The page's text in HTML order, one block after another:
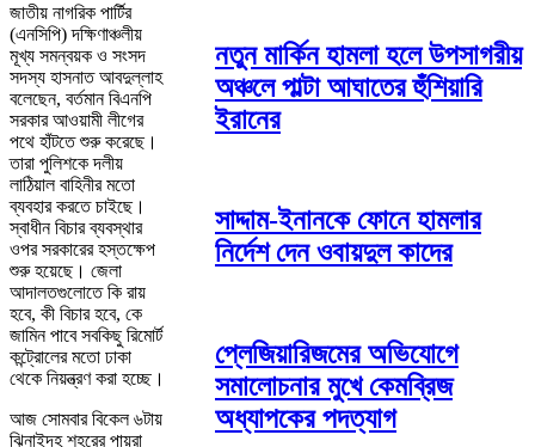
জাতীয় নাগরিক পার্টির
(এনসিপি) দক্ষিণাঞ্চলীয়
মূখ্য সমন্বয়ক ও সংসদ
সদস্য হাসনাত আবদুল্লাহ
বলেছেন, বর্তমান বিএনপি
সরকার আওয়ামী লীগের
পথে হাঁটতে শুরু করেছে।
তারা পুলিশকে দলীয়
লাঠিয়াল বাহিনীর মতো
ব্যবহার করতে চাইছে।
স্বাধীন বিচার ব্যবস্থার
ওপর সরকারের হস্তক্ষেপ
শুরু হয়েছে। জেলা
আদালতগুলোতে কি রায়
হবে, কী বিচার হবে, কে
জামিন পাবে সবকিছু রিমোর্ট
কন্ট্রোলের মতো ঢাকা
থেকে নিয়ন্ত্রণ করা হচ্ছে।
আজ সোমবার বিকেল ৬টায়
ঝিনাইদহ শহরের পায়রা
নতুন মার্কিন হামলা হলে উপসাগরীয়
অঞ্চলে পাল্টা আঘাতের হুঁশিয়ারি
ইরানের
সাদ্দাম-ইনানকে ফোনে হামলার
নির্দেশ দেন ওবায়দুল কাদের
প্লেজিয়ারিজমের অভিযোগে
সমালোচনার মুখে কেমব্রিজ
অধ্যাপকের পদত্যাগ